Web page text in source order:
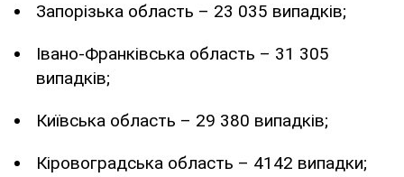
Запорізька область – 23 035 випадків;
Івано-Франківська область – 31 305
випадків;
Київська область – 29 380 випадків;
Кіровоградська область – 4142 випадки;